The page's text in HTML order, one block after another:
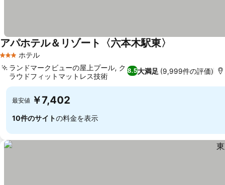
3 ホテルのランク
ホテル
アパホテル＆リゾート〈六本木駅東〉
8.5大満足 (9,999件の評価)
ランドマークビューの屋上プール, ク
ラウドフィットマットレス技術
最安値 ￥7,402
10件のサイトの料金を表示